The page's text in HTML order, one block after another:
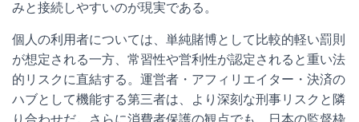
みと接続しやすいのが現実である。
個人の利用者については、単純賭博として比較的軽い罰則
が想定される一方、常習性や営利性が認定されると重い法
的リスクに直結する。運営者・アフィリエイター・決済の
ハブとして機能する第三者は、より深刻な刑事リスクと隣
り合わせだ。さらに消費者保護の観点でも、日本の監督枠